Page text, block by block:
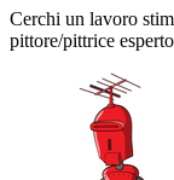
Cerchi un lavoro
pittore/pittrice